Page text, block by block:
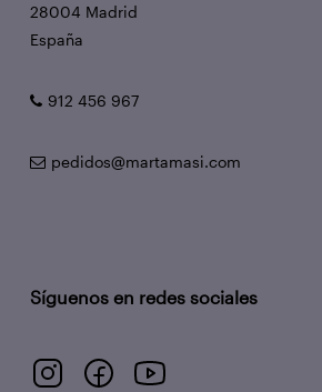
28004 Madrid
España
912 456 967
pedidos@martamasi.com
Síguenos en redes sociales